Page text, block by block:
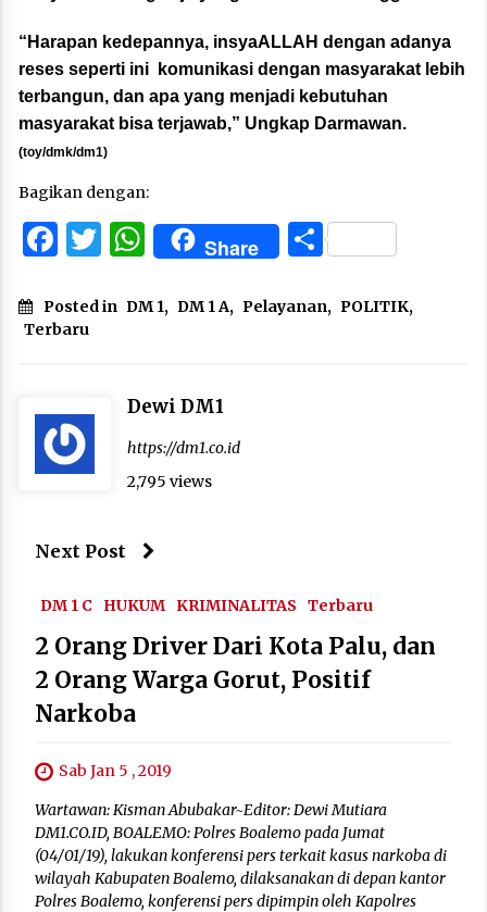
“Harapan kedepannya, insyaALLAH dengan adanya
reses seperti ini komunikasi dengan masyarakat lebih
terbangun, dan apa yang menjadi kebutuhan
masyarakat bisa terjawab,” Ungkap Darmawan.
(toy/dmk/dm1)
Bagikan dengan:
Facebook
Twitter
WhatsApp
Share Share
Posted in DM 1, DM 1 A, Pelayanan, POLITIK,
Terbaru
Dewi DM1
https://dm1.co.id
2,795 views
Next Post
DM 1 C HUKUM KRIMINALITAS Terbaru
2 Orang Driver Dari Kota Palu, dan
2 Orang Warga Gorut, Positif
Narkoba
Sab Jan 5 , 2019
Wartawan: Kisman Abubakar~Editor: Dewi Mutiara
DM1.CO.ID, BOALEMO: Polres Boalemo pada Jumat
(04/01/19), lakukan konferensi pers terkait kasus narkoba di
wilayah Kabupaten Boalemo, dilaksanakan di depan kantor
Polres Boalemo, konferensi pers dipimpin oleh Kapolres